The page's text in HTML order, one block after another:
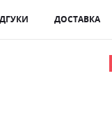
ДОСТАВКА